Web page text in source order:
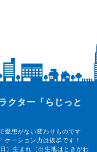
クター「らじっと
愛想がない変わりものです
ケーション力は抜群です！
）生まれ（出生地はときがわ